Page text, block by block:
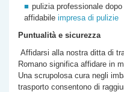
pulizia professionale
affidabile impresa di pulizie
Puntualità e sicurezza
Affidarsi alla nostra ditta di
Romano significa affidare in
Una scrupolosa cura negli
trasporto consentono di